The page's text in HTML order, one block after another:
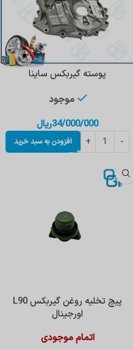
پوسته گیربکس ساینا
موجود
34/000/000ریال
افزودن به سبد خرید
پیچ تخلیه روغن گیربکس L90
اورجینال
اتمام موجودی